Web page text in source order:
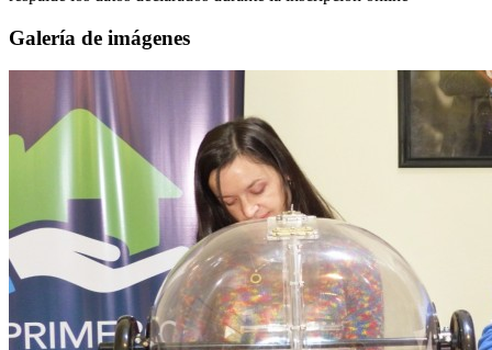
Galería de imágenes